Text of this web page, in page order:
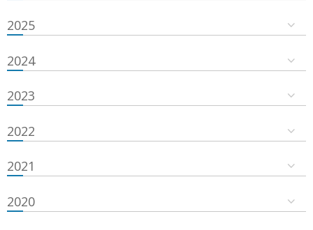
2025
2024
2023
2022
2021
2020